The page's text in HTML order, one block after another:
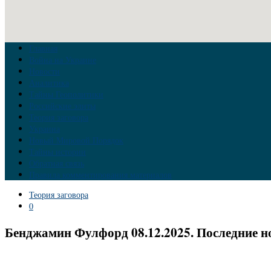
Главная
Война на Украине
Новости
Аналитика
Тайны Геополитики
Российские элиты
Теория заговора
Украина
Новый Мировой Порядок
Тайны истории
Обратная связь
Правила комментирования материалов
Теория заговора
0
Бенджамин Фулфорд 08.12.2025. Последние